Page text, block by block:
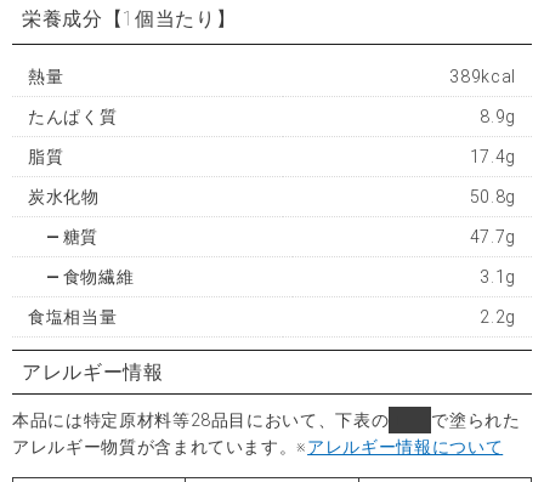
栄養成分 【1個当たり】
熱量 389kcal
たんぱく質 8.9g
脂質 17.4g
炭水化物 50.8g
糖質 47.7g
食物繊維 3.1g
食塩相当量 2.2g
アレルギー情報
本品には特定原材料等28品目において、下表の
で塗られた
アレルギー物質が含まれています。※アレルギー情報について